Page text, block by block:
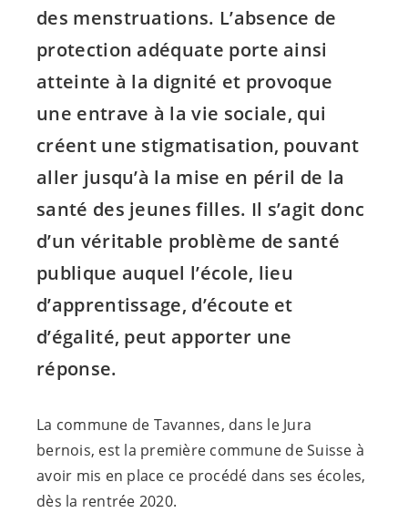
des menstruations. L’absence de
protection adéquate porte ainsi
atteinte à la dignité et provoque
une entrave à la vie sociale, qui
créent une stigmatisation, pouvant
aller jusqu’à la mise en péril de la
santé des jeunes filles. Il s’agit donc
d’un véritable problème de santé
publique auquel l’école, lieu
d’apprentissage, d’écoute et
d’égalité, peut apporter une
réponse.
La commune de Tavannes, dans le Jura
bernois, est la première commune de Suisse à
avoir mis en place ce procédé dans ses écoles,
dès la rentrée 2020.